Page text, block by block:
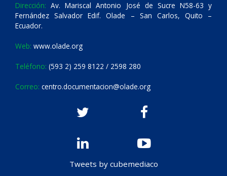
Dirección: Av. Mariscal Antonio José de Sucre N58-63 y
Fernández Salvador Edif. Olade – San Carlos, Quito –
Ecuador.
Web: www.olade.org
Teléfono: (593 2) 259 8122 / 2598 280
Correo: centro.documentacion@olade.org
Tweets by cubemediaco